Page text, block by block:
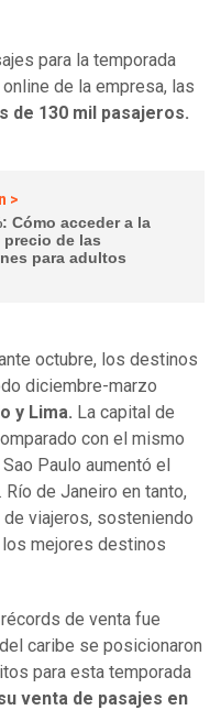
para la temporada
de la empresa, las
de 130 mil pasajeros.
>
Cómo acceder a la
precio de las
para adultos
octubre, los destinos
diciembre-marzo
y Lima. La capital de
con el mismo
Paulo aumentó el
de Janeiro en tanto,
viajeros, sosteniendo
los mejores destinos
de venta fue
caribe se posicionaron
para esta temporada
venta de pasajes en